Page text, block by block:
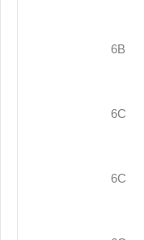
6B
6C
6C